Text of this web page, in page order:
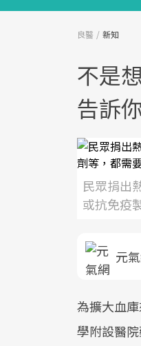
良醫 新知
不是
告訴
民眾捐出
或抗免疫
元
為擴大血庫
學附設醫